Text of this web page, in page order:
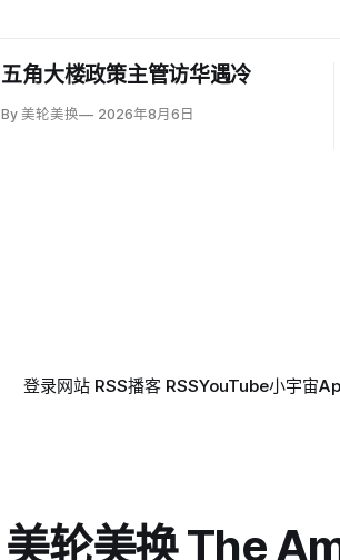
五角大楼政策主管访华遇冷
By 美轮美换 2026年8月6日
登录网站 RSS播客 RSSYouTube小宇宙
美轮美换 The